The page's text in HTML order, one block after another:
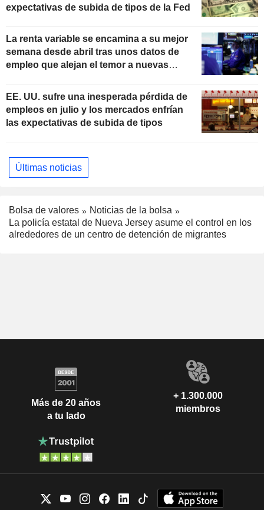
expectativas de subida de tipos de la Fed
La renta variable se encamina a su mejor
semana desde abril tras unos datos de
empleo que alejan el temor a nuevas
EE. UU. sufre una inesperada pérdida de
empleos en julio y los mercados enfrían
las expectativas de subida de tipos
Últimas noticias
Bolsa de valores
Noticias de la bolsa
La policía estatal de Nueva Jersey asume el control en los
alrededores de un centro de detención de migrantes
Más de 20 años
a tu lado
+ 1.300.000
miembros